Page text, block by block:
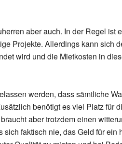
aber auch. In der Regel ist
Projekte. Allerdings kann sich
wird und die Mietkosten in
werden, dass sämtliche
benötigt es viel Platz für
aber trotzdem einen
faktisch nie, das Geld für ein